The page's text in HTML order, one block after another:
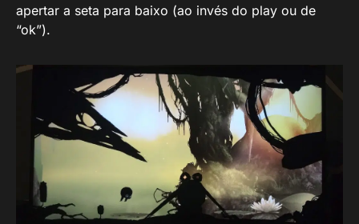
apertar a seta para baixo (ao invés do play ou de
“ok”).